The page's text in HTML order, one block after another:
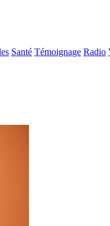
Santé Témoignage Radio